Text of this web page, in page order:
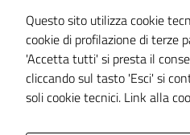
Dichiarazione di accessibilità
Whistleblowing
Piano di miglioramento del sito
Area riservata
Questo sito utilizza cookie
cookie di profilazione di terze
'Accetta tutti' si presta il
cliccando sul tasto 'Esci' si
soli cookie tecnici. Link alla